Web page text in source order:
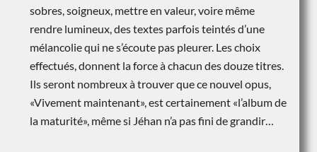
sobres, soigneux, mettre en valeur, voire même
rendre lumineux, des textes parfois teintés d’une
mélancolie qui ne s’écoute pas pleurer. Les choix
effectués, donnent la force à chacun des douze titres.
Ils seront nombreux à trouver que ce nouvel opus,
«Vivement maintenant», est certainement «l’album de
la maturité», même si Jéhan n’a pas fini de grandir…